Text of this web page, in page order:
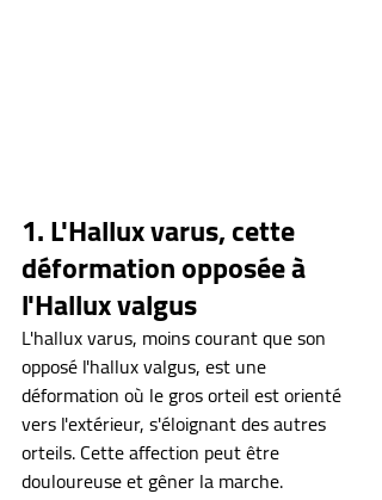
1. L'Hallux varus, cette
déformation opposée à
l'Hallux valgus
L'hallux varus, moins courant que son
opposé l'hallux valgus, est une
déformation où le gros orteil est orienté
vers l'extérieur, s'éloignant des autres
orteils. Cette affection peut être
douloureuse et gêner la marche.